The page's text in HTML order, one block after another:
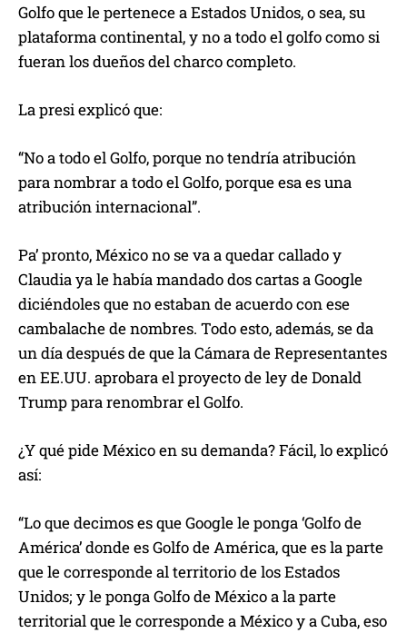
Golfo que le pertenece a Estados Unidos, o sea, su
plataforma continental, y no a todo el golfo como si
fueran los dueños del charco completo.
La presi explicó que:
“No a todo el Golfo, porque no tendría atribución
para nombrar a todo el Golfo, porque esa es una
atribución internacional”.
Pa’ pronto, México no se va a quedar callado y
Claudia ya le había mandado dos cartas a Google
diciéndoles que no estaban de acuerdo con ese
cambalache de nombres. Todo esto, además, se da
un día después de que la Cámara de Representantes
en EE.UU. aprobara el proyecto de ley de Donald
Trump para renombrar el Golfo.
¿Y qué pide México en su demanda? Fácil, lo explicó
así:
“Lo que decimos es que Google le ponga ‘Golfo de
América’ donde es Golfo de América, que es la parte
que le corresponde al territorio de los Estados
Unidos; y le ponga Golfo de México a la parte
territorial que le corresponde a México y a Cuba, eso